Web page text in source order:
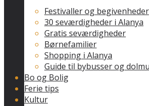
Festivaller og begivenheder
30 seværdigheder i Alanya
Gratis seværdigheder
Børnefamilier
Shopping i Alanya
Guide til bybusser og
Bo og Bolig
Ferie tips
Kultur